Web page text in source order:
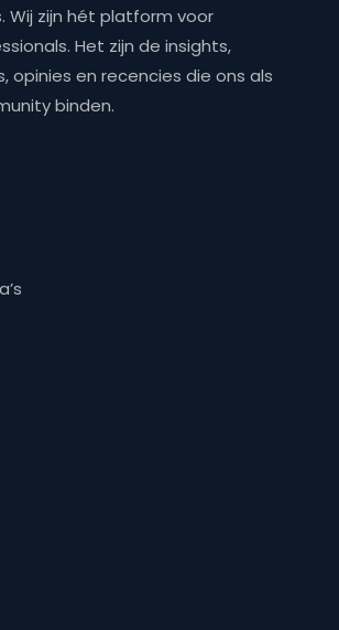
Wij zijn hét platform voor
Het zijn de insights,
opinies en recencies die ons als
binden.